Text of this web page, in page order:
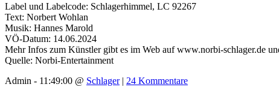
Label und Labelcode: Schlagerhimmel, LC 92267
Text: Norbert Wohlan
Musik: Hannes Marold
VÖ-Datum: 14.06.2024
Mehr Infos zum Künstler gibt es im Web auf www.norbi-schlager.de
Quelle: Norbi-Entertainment
Admin - 11:49:00 @ Schlager| 24 Kommentare